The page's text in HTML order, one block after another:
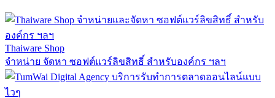
Thaiware Shop
จำหน่าย จัดหา ซอฟต์แวร์ลิขสิทธิ์ สำหรับองค์กร ฯลฯ